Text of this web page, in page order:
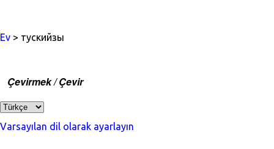
Ev > тускийзы
Çevirmek / Çevir
Varsayılan dil olarak ayarlayın